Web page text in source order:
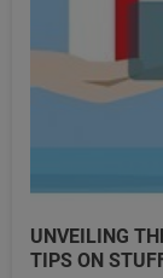
UNVEILING
TIPS ON